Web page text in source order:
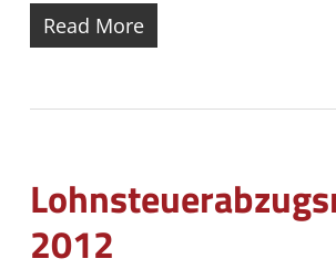
Read More
2012